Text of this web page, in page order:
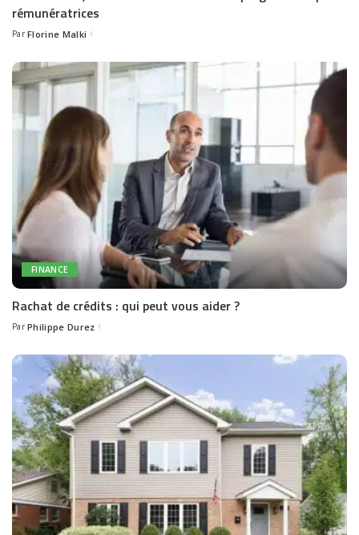
rémunératrices
Posted
Par Florine Malki
FINANCE
Rachat de crédits : qui peut vous aider ?
Posted
Par Philippe Durez